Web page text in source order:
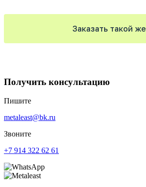
Заказать такой же
Получить консультацию
Пишите
metaleast@bk.ru
Звоните
+7 914 322 62 61